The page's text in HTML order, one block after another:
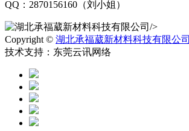
QQ：2870156160（刘小姐）
/>
Copyright © 湖北承福葳新材料科技有限公司
技术支持：东莞云讯网络